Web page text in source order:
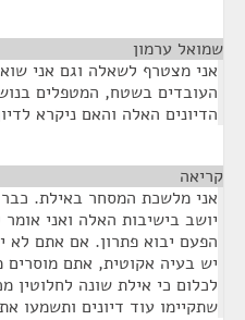
שמואל ערמון
אני מצטרף לשאלה וגם אני
העובדים בשטח, המטפלים
הדיונים האלה והאם ניקרא
קריאה
אני מלשכת המסחר באילת.
יושב בישיבות האלה ואני
הפעם יבוא פתרון. אם אתם לא
יש בעיה אקוטית, אתם מוסרים
לכלום כי אילת שונה לחלוטין
שתקיימו עוד דיונים ותשמעו